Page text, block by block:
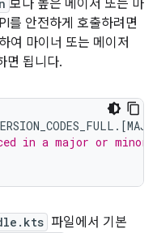
보다 높은 메이저 또는 마
를 안전하게 호출하려면
여 마이너 또는 메이저
면 됩니다.
. [
in a major or minor
파일에서 기본